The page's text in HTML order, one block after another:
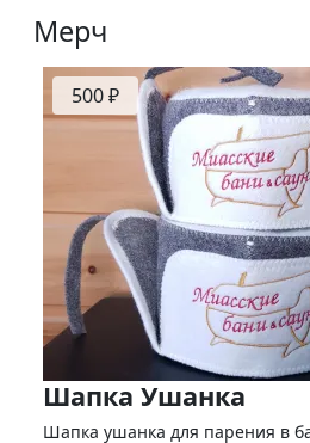
Мерч
500 ₽
Шапка Ушанка
Шапка ушанка для парения в